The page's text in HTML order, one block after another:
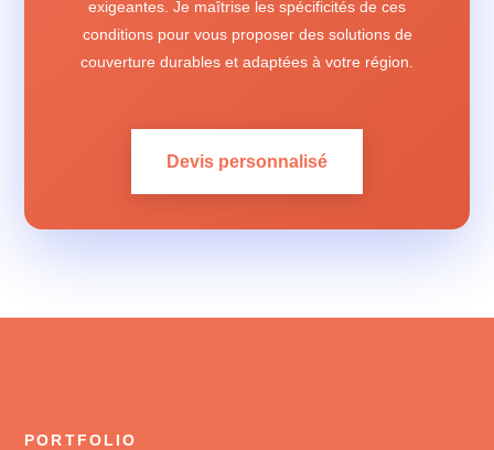
exigeantes. Je maîtrise les spécificités de ces
conditions pour vous proposer des solutions de
couverture durables et adaptées à votre région.
Devis personnalisé
PORTFOLIO